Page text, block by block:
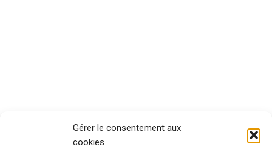
Gérer le consentement aux
cookies